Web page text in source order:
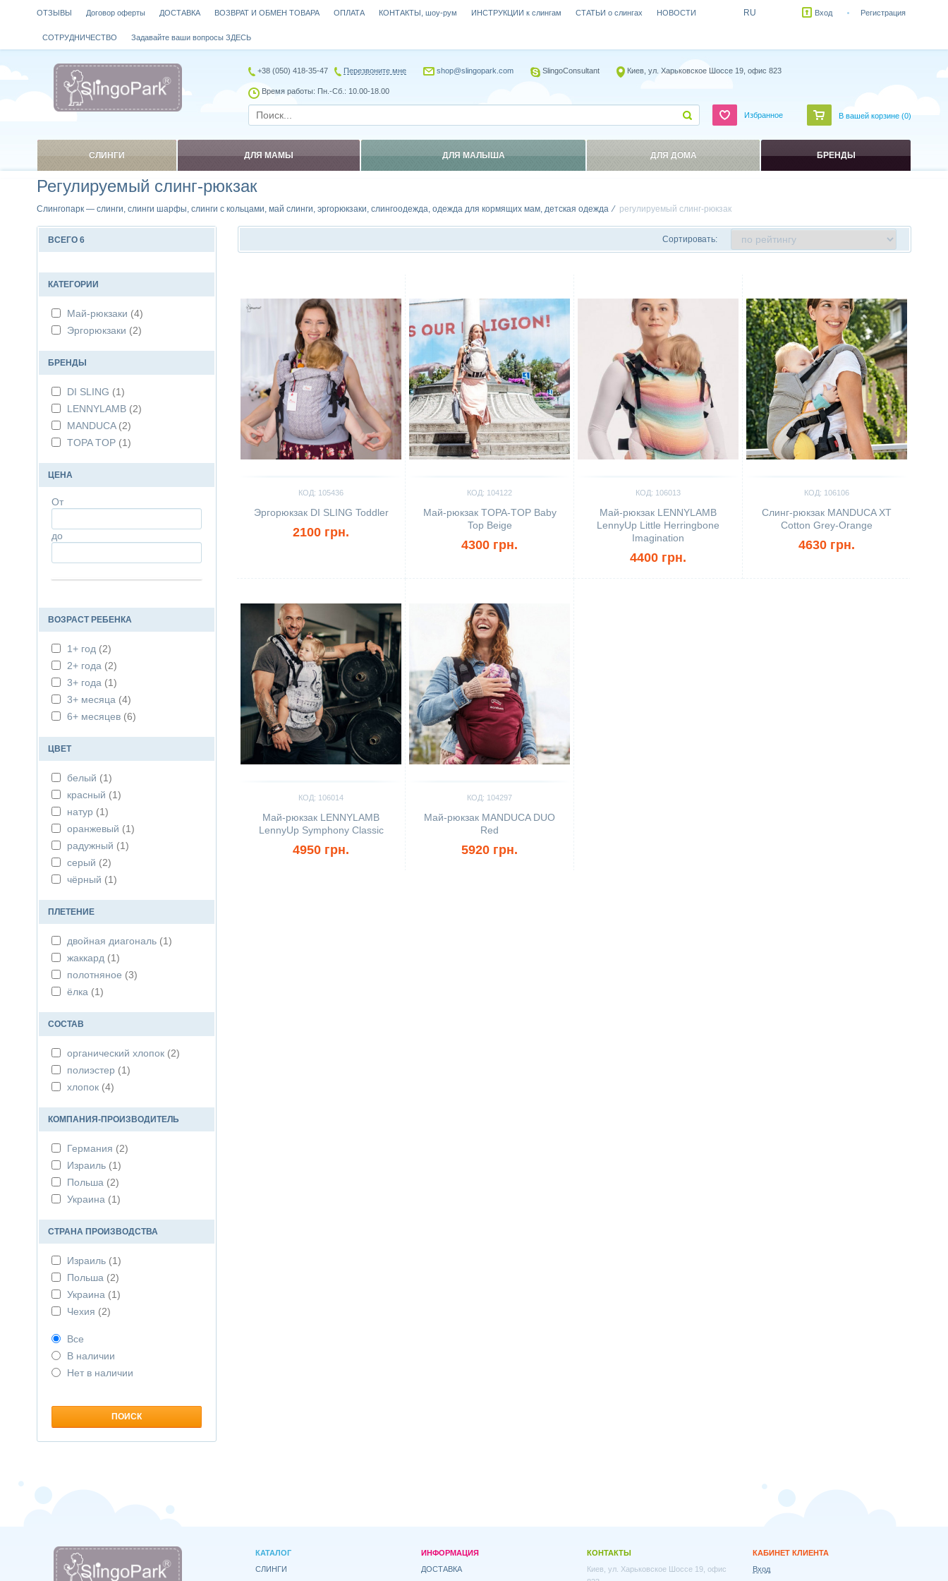
Регулируемый слинг-рюкзак
Слингопарк — слинги, слинги шарфы, слинги с кольцами, май слинги, эргорюкзаки, слингоодежда, одежда для кормящих мам, детская одежда регулируемый слинг-рюкзак
ВСЕГО 6
КАТЕГОРИИ
Май-рюкзаки (4)
Эргорюкзаки (2)
БРЕНДЫ
DI SLING (1)
LENNYLAMB (2)
MANDUCA (2)
TOPA TOP (1)
ЦЕНА
От
до
ВОЗРАСТ РЕБЕНКА
1+ год (2)
2+ года (2)
3+ года (1)
3+ месяца (4)
6+ месяцев (6)
ЦВЕТ
белый (1)
красный (1)
натур (1)
оранжевый (1)
радужный (1)
серый (2)
чёрный (1)
ПЛЕТЕНИЕ
двойная диагональ (1)
жаккард (1)
полотняное (3)
ёлка (1)
СОСТАВ
органический хлопок (2)
полиэстер (1)
хлопок (4)
КОМПАНИЯ-ПРОИЗВОДИТЕЛЬ
Германия (2)
Израиль (1)
Польша (2)
Украина (1)
СТРАНА ПРОИЗВОДСТВА
Израиль (1)
Польша (2)
Украина (1)
Чехия (2)
Все
В наличии
Нет в наличии
Сортировать:
КОД: 105436
Эргорюкзак DI SLING Toddler
2100 грн.
КОД: 104122
Май-рюкзак TOPA-TOP Baby
Top Beige
4300 грн.
КОД: 106013
Май-рюкзак LENNYLAMB
LennyUp Little Herringbone
Imagination
4400 грн.
КОД: 106106
Слинг-рюкзак MANDUCA XT
Cotton Grey-Orange
4630 грн.
КОД: 106014
Май-рюкзак LENNYLAMB
LennyUp Symphony Classic
4950 грн.
КОД: 104297
Май-рюкзак MANDUCA DUO
Red
5920 грн.
ОТЗЫВЫ Договор оферты ДОСТАВКА ВОЗВРАТ И ОБМЕН ТОВАРА ОПЛАТА КОНТАКТЫ, шоу-рум ИНСТРУКЦИИ к слингам СТАТЬИ о слингах НОВОСТИ
СОТРУДНИЧЕСТВО Задавайте ваши вопросы ЗДЕСЬ
RU Вход Регистрация
+38 (050) 418-35-47 Перезвоните мне shop@slingopark.com SlingoConsultant Киев, ул. Харьковское Шоссе 19, офис 823
Время работы: Пн.-Сб.: 10.00-18.00
Избранное В вашей корзине (0)
СЛИНГИ ДЛЯ МАМЫ ДЛЯ МАЛЫША ДЛЯ ДОМА БРЕНДЫ
КАТАЛОГ
СЛИНГИ
ИНФОРМАЦИЯ
ДОСТАВКА
КОНТАКТЫ
Киев, ул. Харьковское Шоссе 19, офис
КАБИНЕТ КЛИЕНТА
Вход